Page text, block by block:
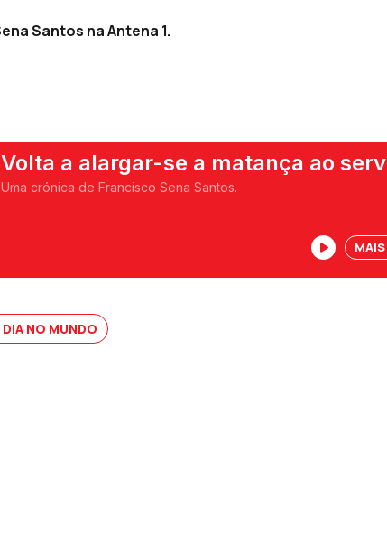
Santos na Antena 1.
Volta a alargar-se a matança ao
Netanyahu
Uma crónica de Francisco Sena Santos.
DIA NO MUNDO